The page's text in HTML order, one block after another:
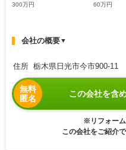
300万円
60万円
会社の概要▼
住所 栃木県日光市今市900-11
無料
匿名
この会社を含
※リフォーム
この会社をご紹介